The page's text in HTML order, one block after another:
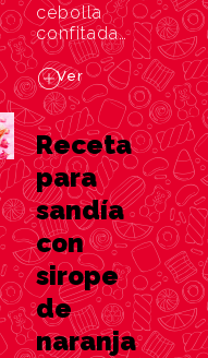
cebolla
confitada…
Ver
Receta
para
sandía
con
sirope
de
naranja